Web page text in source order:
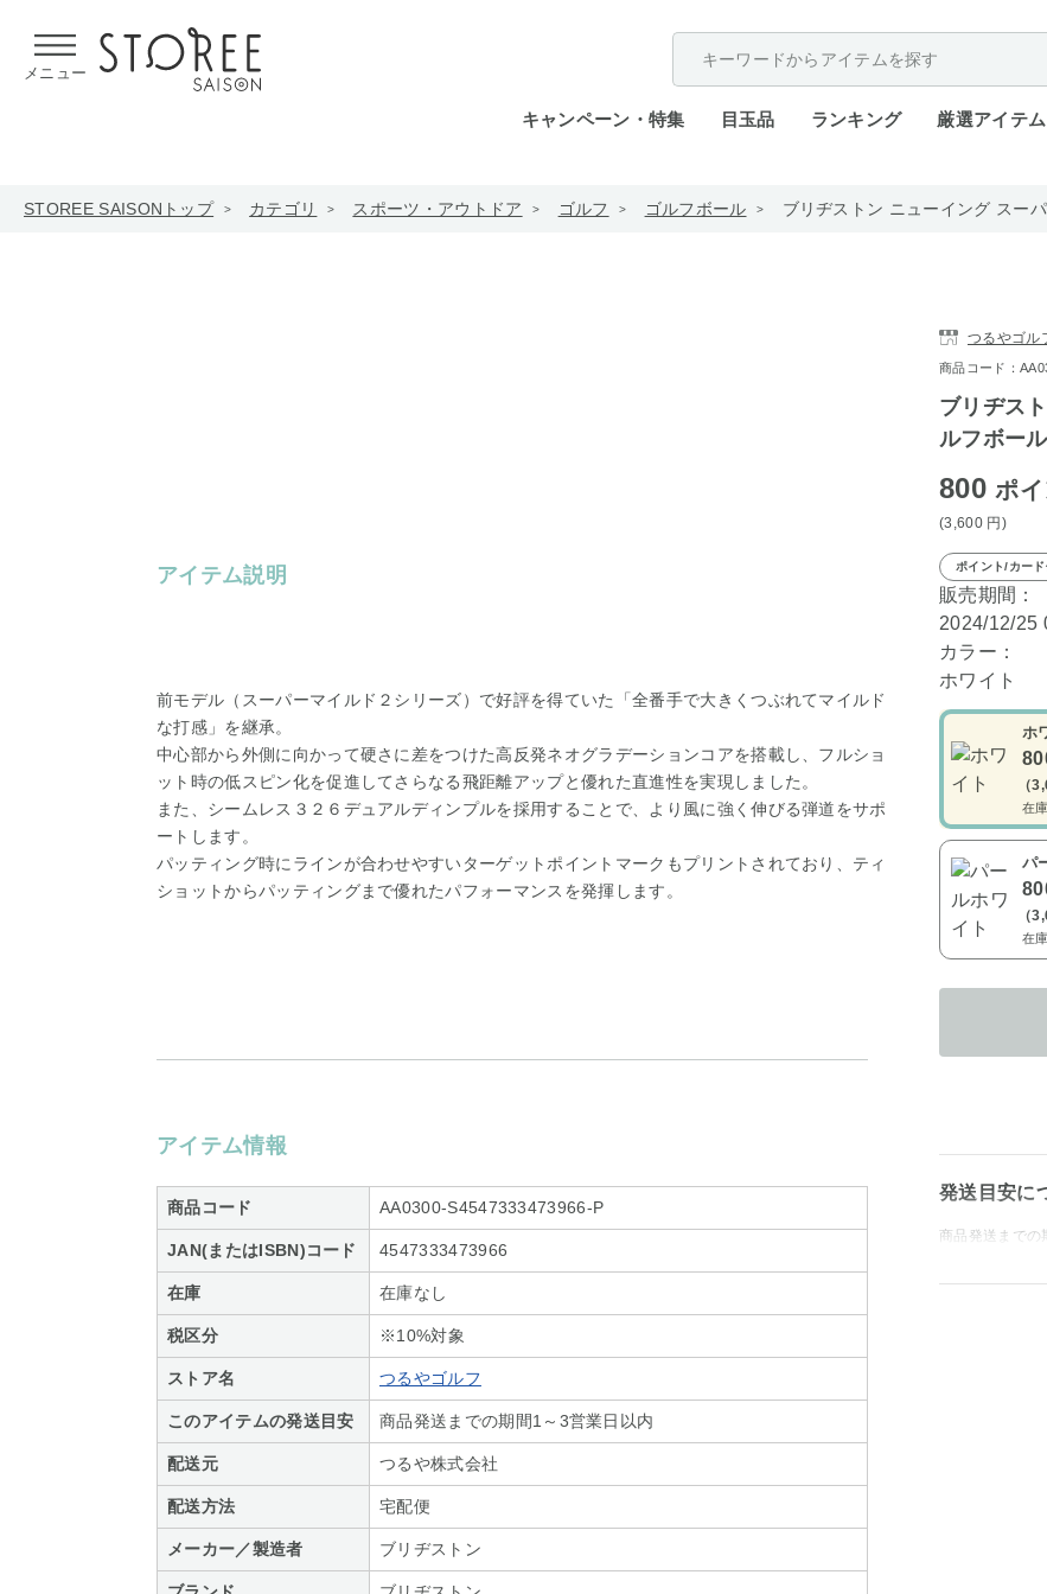
メニュー
キャンペーン・特集 目玉品 ランキング 厳選アイテム
STOREE SAISONトップ カテゴリ スポーツ・アウトドア ゴルフ ゴルフボール ブリヂストン ニューイング スー
アイテム説明
前モデル（スーパーマイルド２シリーズ）で好評を得ていた「全番手で大きくつぶれてマイルド
な打感」を継承。
中心部から外側に向かって硬さに差をつけた高反発ネオグラデーションコアを搭載し、フルショ
ット時の低スピン化を促進してさらなる飛距離アップと優れた直進性を実現しました。
また、シームレス３２６デュアルディンプルを採用することで、より風に強く伸びる弾道をサポ
ートします。
パッティング時にラインが合わせやすいターゲットポイントマークもプリントされており、ティ
ショットからパッティングまで優れたパフォーマンスを発揮します。
アイテム情報
商品コード AA0300-S4547333473966-P
JAN(またはISBN)コード 4547333473966
在庫 在庫なし
税区分 ※10%対象
ストア名 つるやゴルフ
このアイテムの発送目安 商品発送までの期間1～3営業日以内
配送元 つるや株式会社
配送方法 宅配便
メーカー／製造者 ブリヂストン
つるやゴル
商品コード：
ブリヂス
ルフボー
800ポイ
(3,600 円 )
ポイント/カー
販売期間：
2024/12/25
カラー：
ホワイト
ホ
（
在
パ
（
在
発送目安に
商品発送までの